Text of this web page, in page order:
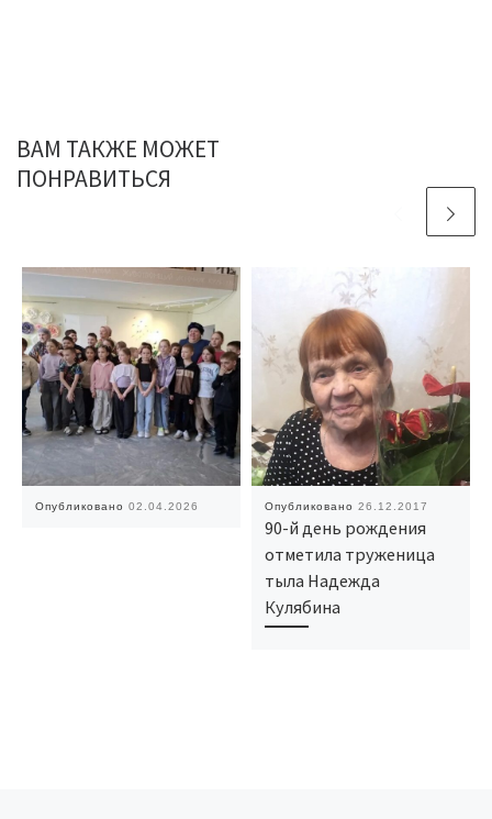
ВАМ ТАКЖЕ МОЖЕТ
ПОНРАВИТЬСЯ
Опубликовано 02.04.2026 Опубликовано 26.12.2017
90-й день рождения
отметила труженица
тыла Надежда
Кулябина